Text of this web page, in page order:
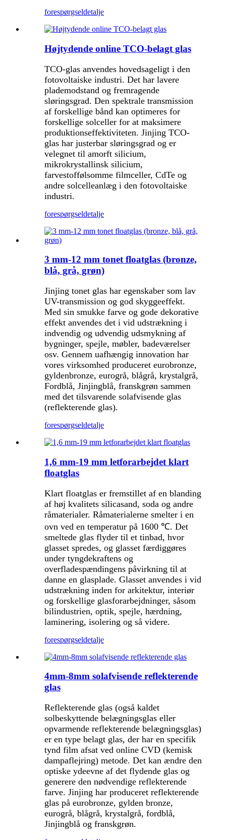
forespørgseldetalje
Højtydende online TCO-belagt glas
TCO-glas anvendes hovedsageligt i den
fotovoltaiske industri. Det har lavere
plademodstand og fremragende
sløringsgrad. Den spektrale transmission
af forskellige bånd kan optimeres for
forskellige solceller for at maksimere
produktionseffektiviteten. Jinjing TCO-
glas har justerbar sløringsgrad og er
velegnet til amorft silicium,
mikrokrystallinsk silicium,
farvestoffølsomme filmceller, CdTe og
andre solcelleanlæg i den fotovoltaiske
industri.
forespørgseldetalje
3 mm-12 mm tonet floatglas (bronze,
blå, grå, grøn)
Jinjing tonet glas har egenskaber som lav
UV-transmission og god skyggeeffekt.
Med sin smukke farve og gode dekorative
effekt anvendes det i vid udstrækning i
indvendig og udvendig udsmykning af
bygninger, spejle, møbler, badeværelser
osv. Gennem uafhængig innovation har
vores virksomhed produceret eurobronze,
gyldenbronze, eurogrå, blågrå, krystalgrå,
Fordblå, Jinjingblå, franskgrøn sammen
med det tilsvarende solafvisende glas
(reflekterende glas).
forespørgseldetalje
1,6 mm-19 mm letforarbejdet klart
floatglas
Klart floatglas er fremstillet af en blanding
af høj kvalitets silicasand, soda og andre
råmaterialer. Råmaterialerne smelter i en
ovn ved en temperatur på 1600 ℃. Det
smeltede glas flyder til et tinbad, hvor
glasset spredes, og glasset færdiggøres
under tyngdekraftens og
overfladespændingens påvirkning til at
danne en glasplade. Glasset anvendes i vid
udstrækning inden for arkitektur, interiør
og forskellige glasforarbejdninger, såsom
bilindustrien, optik, spejle, hærdning,
laminering, isolering og så videre.
forespørgseldetalje
4mm-8mm solafvisende reflekterende
glas
Reflekterende glas (også kaldet
solbeskyttende belægningsglas eller
opvarmende reflekterende belægningsglas)
er en type belagt glas, der har en specifik
tynd film afsat ved online CVD (kemisk
dampaflejring) metode. Det kan ændre den
optiske ydeevne af det flydende glas og
generere den nødvendige reflekterende
farve. Jinjing har produceret reflekterende
glas på eurobronze, gylden bronze,
eurogrå, blågrå, krystalgrå, fordblå,
Jinjingblå og franskgrøn.